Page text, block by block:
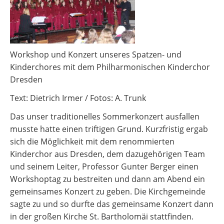
Workshop und Konzert unseres Spatzen- und
Kinderchores mit dem Philharmonischen Kinderchor
Dresden
Text: Dietrich Irmer / Fotos: A. Trunk
Das unser traditionelles Sommerkonzert ausfallen
musste hatte einen triftigen Grund. Kurzfristig ergab
sich die Möglichkeit mit dem renommierten
Kinderchor aus Dresden, dem dazugehörigen Team
und seinem Leiter, Professor Gunter Berger einen
Workshoptag zu bestreiten und dann am Abend ein
gemeinsames Konzert zu geben. Die Kirchgemeinde
sagte zu und so durfte das gemeinsame Konzert dann
in der großen Kirche St. Bartholomäi stattfinden.